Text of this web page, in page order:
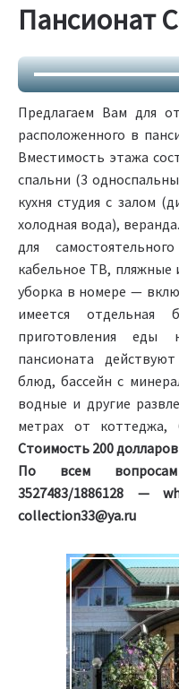
Пансионат
Предлагаем Вам для
расположенного в
Вместимость этажа
спальни (3
кухня студия с залом
холодная вода),
для
кабельное ТВ, пляжные
уборка в номере —
имеется отдельная
приготовления
пансионата
блюд, бассейн с
водные и другие
метрах от коттеджа,
Стоимость 200
По всем
3527483/1886128 —
collection33@ya.ru